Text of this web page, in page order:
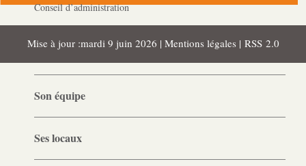
Conseil d’administration
Le siège
Son équipe
Ses locaux
Mise à jour :mardi 9 juin 2026 | Mentions légales | RSS 2.0